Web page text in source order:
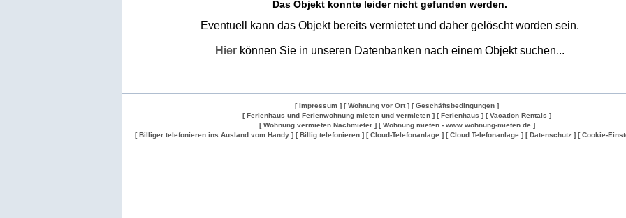
Das Objekt konnte leider nicht gefunden werden.
Eventuell kann das Objekt bereits vermietet und daher gelöscht worden sein.
Hierkönnen Sie in unseren Datenbanken nach einem Objekt suchen...
[ Impressum ] [ Wohnung vor Ort ] [ Geschäftsbedingungen ]
[ Ferienhaus und Ferienwohnung mieten und vermieten ] [ Ferienhaus ] [ Vacation Rentals ]
[ Wohnung vermieten Nachmieter ] [ Wohnung mieten - www.wohnung-mieten.de ]
[ Billiger telefonieren ins Ausland vom Handy ] [ Billig telefonieren ] [ Cloud-Telefonanlage ] [ Cloud Telefonanlage ] [ Datenschutz ] [ Cookie-